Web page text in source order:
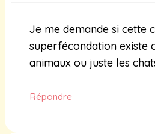
Je me demande si cette
superfécondation existe
animaux ou juste les
Répondre